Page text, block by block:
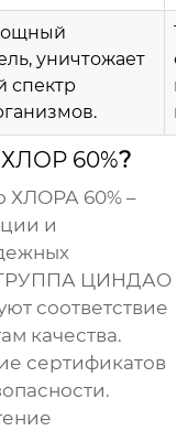
уничтожает
спектр
ХЛОР 60%?
ХЛОРА 60% –
и
ЦИНДАО
соответствие
качества.
сертификатов